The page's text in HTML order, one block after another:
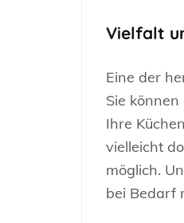
Vielfalt
Eine der
Sie
Ihre
vielleicht
möglich.
bei Bedarf